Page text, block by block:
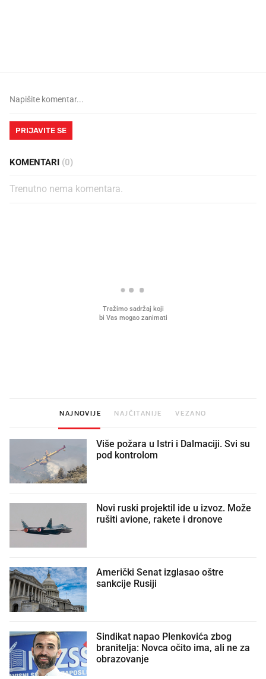
PRIJAVITE SE
KOMENTARI (0)
Trenutno nema komentara.
NAJNOVIJE NAJČITANIJE VEZANO
Više požara u Istri i Dalmaciji. Svi su
pod kontrolom
Novi ruski projektil ide u izvoz. Može
rušiti avione, rakete i dronove
Američki Senat izglasao oštre
sankcije Rusiji
Sindikat napao Plenkovića zbog
branitelja: Novca očito ima, ali ne za
obrazovanje